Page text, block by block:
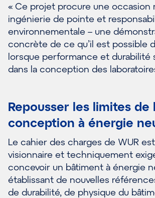
« Ce projet procure une occasion
ingénierie de pointe et
environnementale – une
concrète de ce qu’il est possible
lorsque performance et durabilité
dans la conception des
Repousser les limites de
conception à énergie
Le cahier des charges de WUR
visionnaire et techniquement
concevoir un bâtiment à énergie
établissant de nouvelles
de durabilité, de physique du